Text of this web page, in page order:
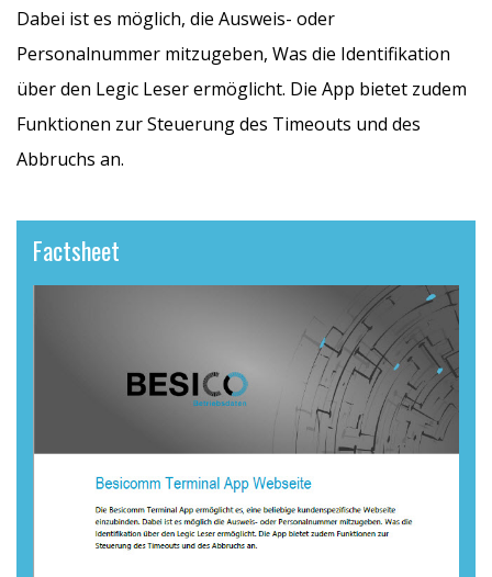
Dabei ist es möglich, die Ausweis- oder
Personalnummer mitzugeben, Was die Identifikation
über den Legic Leser ermöglicht. Die App bietet zudem
Funktionen zur Steuerung des Timeouts und des
Abbruchs an.
Factsheet